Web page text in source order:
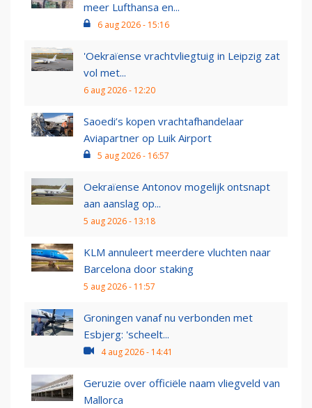
meer Lufthansa en...
6 aug 2026 - 15:16
'Oekraïense vrachtvliegtuig in Leipzig zat
vol met...
6 aug 2026 - 12:20
Saoedi’s kopen vrachtafhandelaar
Aviapartner op Luik Airport
5 aug 2026 - 16:57
Oekraïense Antonov mogelijk ontsnapt
aan aanslag op...
5 aug 2026 - 13:18
KLM annuleert meerdere vluchten naar
Barcelona door staking
5 aug 2026 - 11:57
Groningen vanaf nu verbonden met
Esbjerg: 'scheelt...
4 aug 2026 - 14:41
Geruzie over officiële naam vliegveld van
Mallorca